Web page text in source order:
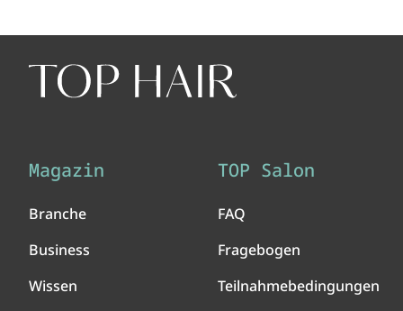
Magazin
Branche
Business
Wissen
TOP Salon
FAQ
Fragebogen
Teilnahmebedingungen